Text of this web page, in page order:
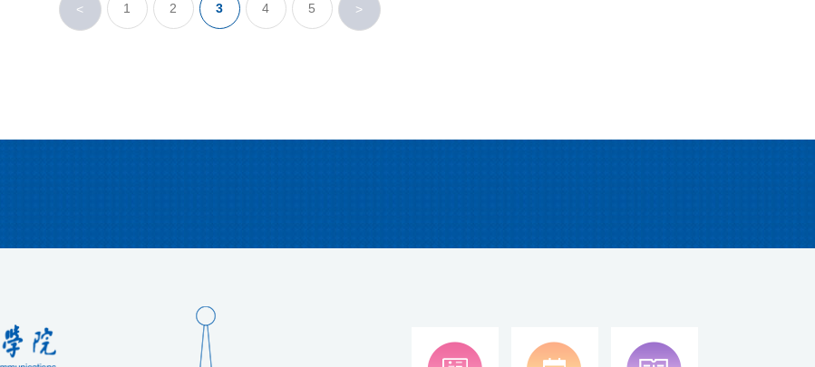
< 1 2 3 4 5 >